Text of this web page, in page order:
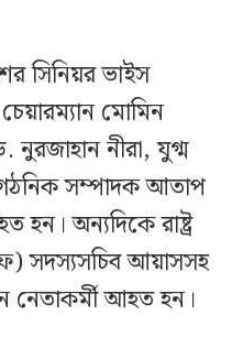
সিনিয়র ভাইস
মোমিন
নুরজাহান নীরা, যুগ্ম
সম্পাদক আতাপ
অন্যদিকে রাষ্ট্র
সদস্যসচিব আয়াসসহ
আহত হন।